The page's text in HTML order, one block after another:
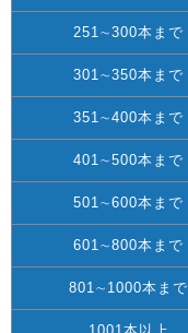
251∼300本まで
301∼350本まで
351∼400本まで
401∼500本まで
501∼600本まで
601∼800本まで
801∼1000本まで